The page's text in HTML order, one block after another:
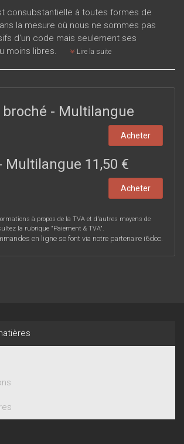
consubstantielle à toutes formes de
la mesure où nous ne sommes pas
d'un code mais seulement ses
moins libres.
Lire la suite
broché - Multilangue
Acheter
Multilangue 11,50 €
Acheter
à propos de la TVA et d'autres moyens de
la rubrique "Paiement & TVA".
en ligne se font via notre partenaire i6doc.